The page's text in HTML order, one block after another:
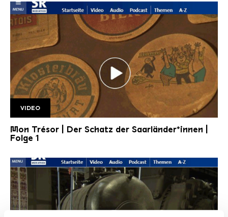
SR Mon Tresor1 1920w v2
VIDEO
Mon Trésor | Der Schatz der Saarländer*innen |
Folge 1